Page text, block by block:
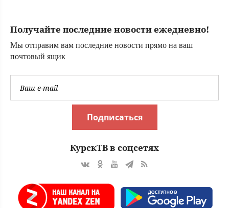
высшей
Получайте последние новости ежедневно!
Мы отправим вам последние новости прямо на ваш
почтовый ящик
Подписаться
КурскТВ в соцсетях